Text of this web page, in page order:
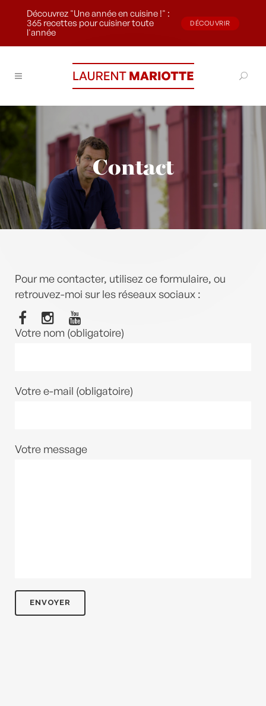
Découvrez "Une année en cuisine !" :
365 recettes pour cuisiner toute
l'année
DÉCOUVRIR
Contact
Pour me contacter, utilisez ce formulaire, ou
retrouvez-moi sur les réseaux sociaux :
Votre nom (obligatoire)
Votre e-mail (obligatoire)
Votre message